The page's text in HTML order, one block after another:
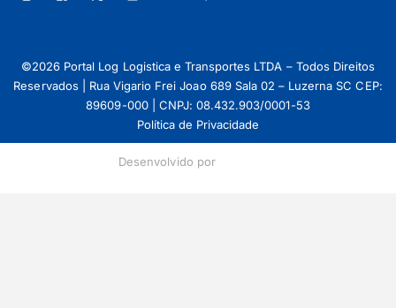
©2026 Portal Log Logistica e Transportes LTDA – Todos Direitos
Reservados | Rua Vigario Frei Joao 689 Sala 02 – Luzerna SC CEP:
89609-000 | CNPJ: 08.432.903/0001-53
Política de Privacidade
Desenvolvido por